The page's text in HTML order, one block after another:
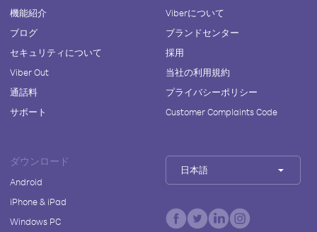
機能紹介
ブログ
セキュリティについて
Viber Out
通話料
サポート
Viberについて
ブランドセンター
採用
当社の利用規約
プライバシーポリシー
Customer Complaints Code
ダウンロード
Android
iPhone & iPad
Windows PC
日本語